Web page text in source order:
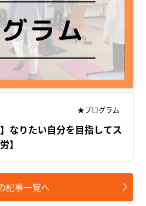
★プログラム
なりたい自分を目指してス
】
記事一覧へ